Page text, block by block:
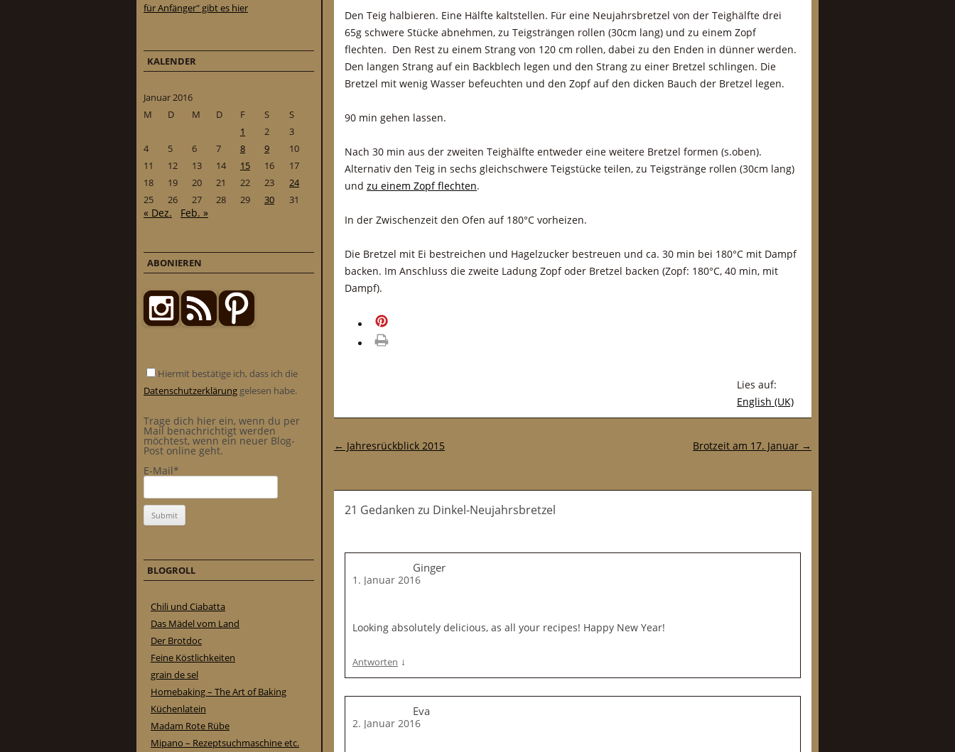
Den Teig halbieren. Eine Hälfte kaltstellen. Für eine Neujahrsbretzel von der Teighälfte drei
65g schwere Stücke abnehmen, zu Teigsträngen rollen (30cm lang) und zu einem Zopf
flechten. Den Rest zu einem Strang von 120 cm rollen, dabei zu den Enden in dünner werden.
Den langen Strang auf ein Backblech legen und den Strang zu einer Bretzel schlingen. Die
Bretzel mit wenig Wasser befeuchten und den Zopf auf den dicken Bauch der Bretzel legen.
90 min gehen lassen.
Nach 30 min aus der zweiten Teighälfte entweder eine weitere Bretzel formen (s.oben).
Alternativ den Teig in sechs gleichschwere Teigstücke teilen, zu Teigstränge rollen (30cm lang)
und zu einem Zopf flechten.
In der Zwischenzeit den Ofen auf 180°C vorheizen.
Die Bretzel mit Ei bestreichen und Hagelzucker bestreuen und ca. 30 min bei 180°C mit Dampf
backen. Im Anschluss die zweite Ladung Zopf oder Bretzel backen (Zopf: 180°C, 40 min, mit
Dampf).
Lies auf:
English (UK)
Post-Navigation
← Jahresrückblick 2015 Brotzeit am 17. Januar →
21 Gedanken zu Dinkel-Neujahrsbretzel
Ginger
1. Januar 2016
Looking absolutely delicious, as all your recipes! Happy New Year!
Antworten ↓
Eva
2. Januar 2016
für Anfänger" gibt es hier
KALENDER
Januar 2016
M
D M D F S
S
1
2
3
4
5 6 7 8 9
10
11
12 13 14 15 16
17
18
19 20 21 22 23
24
25
26 27 28 29 30 31
« Dez. Feb. »
ABONIEREN
Hiermit bestätige ich, dass ich die
Datenschutzerklärung gelesen habe.
Trage dich hier ein, wenn du per
Mail benachrichtigt werden
möchtest, wenn ein neuer Blog-
Post online geht.
E-Mail*
BLOGROLL
Chili und Ciabatta
Das Mädel vom Land
Der Brotdoc
Feine Köstlichkeiten
grain de sel
Homebaking – The Art of Baking
Küchenlatein
Madam Rote Rübe
Mipano – Rezeptsuchmaschine etc.